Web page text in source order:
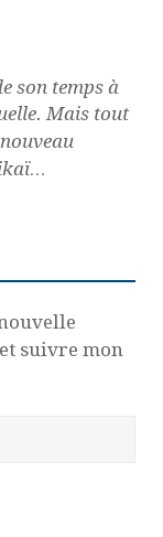
son temps à
Mais tout
et suivre mon